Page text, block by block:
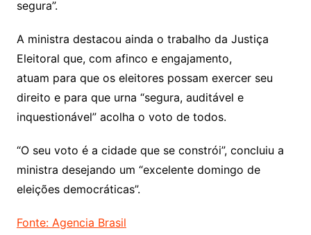
segura”.
A ministra destacou ainda o trabalho da Justiça
Eleitoral que, com afinco e engajamento,
atuam para que os eleitores possam exercer seu
direito e para que urna “segura, auditável e
inquestionável” acolha o voto de todos.
“O seu voto é a cidade que se constrói”, concluiu a
ministra desejando um “excelente domingo de
eleições democráticas”.
Fonte: Agencia Brasil